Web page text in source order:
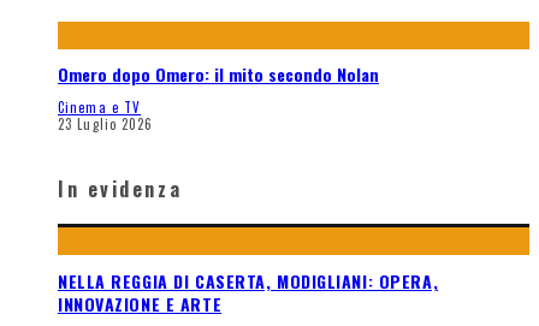
Omero dopo Omero: il mito secondo Nolan
Cinema e TV
23 Luglio 2026
In evidenza
NELLA REGGIA DI CASERTA, MODIGLIANI: OPERA,
INNOVAZIONE E ARTE